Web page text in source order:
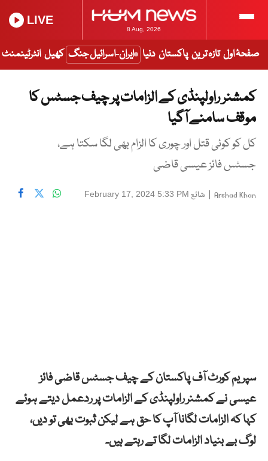
8 Aug, 2026
LIVE
صفحۂ اول تازہ ترین پاکستان دنیا ایران-اسرائیل جنگ کھیل انٹرٹینمنٹ
کمشنر راولپنڈی کے الزامات پر چیف جسٹس کا
موقف سامنے آگیا
کل کو کوئی قتل اور چوری کا الزام بھی لگا سکتا ہے،
جسٹس فائز عیسی قاضی
Arshad Khan
| شائع February 17, 2024 5:33 PM
سپریم کورٹ آف پاکستان کے چیف جسٹس قاضی فائز
عیسی نے کمشنر راولپنڈی کے الزامات پر ردعمل دیتے ہوئے
کہا کہ الزامات لگانا آپ کا حق ہے لیکن ثبوت بھی تو دیں،
لوگ بے بنیاد الزامات لگا تے رہتے ہیں۔